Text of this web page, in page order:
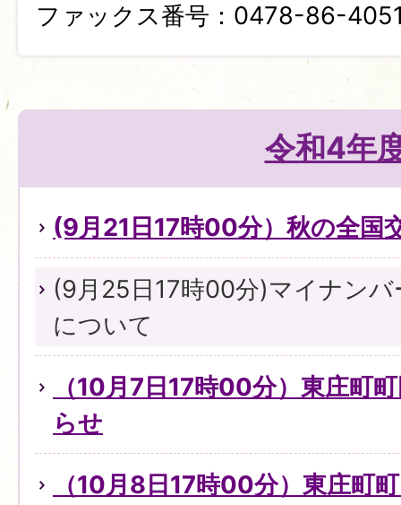
ファックス番号：0478-86-
令和4年
(9月21日17時00分）秋の全国
(9月25日17時00分)マイナン
について
（10月7日17時00分）東庄町
らせ
（10月8日17時00分）東庄町